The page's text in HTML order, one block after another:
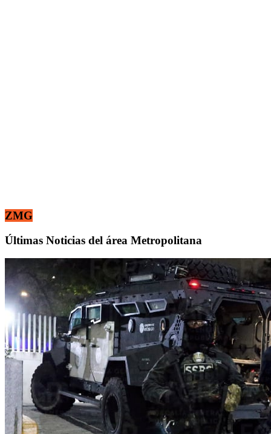
ZMG
Últimas Noticias del área Metropolitana